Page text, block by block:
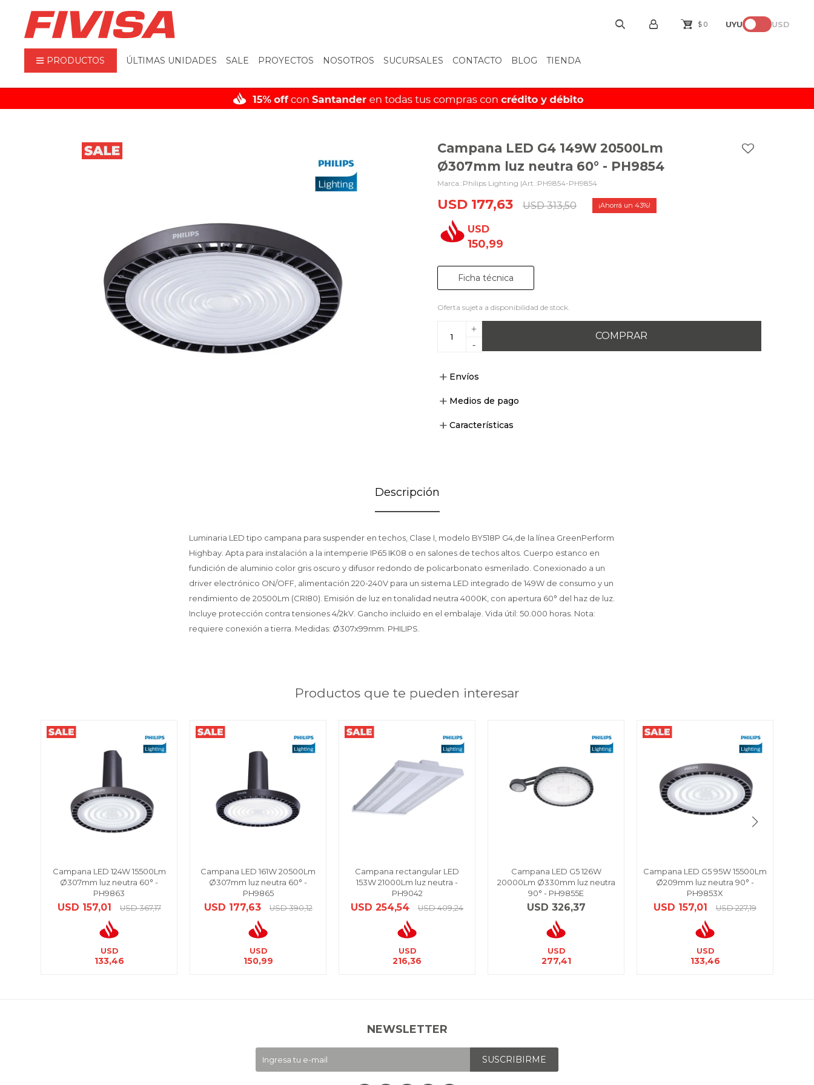
PRODUCTOS ÚLTIMAS UNIDADES SALE PROYECTOS NOSOTROS SUCURSALES CONTACTO BLOG TIENDA
$ 0 UYU USD
Campana LED G4 149W 20500Lm
Ø307mm luz neutra 60° - PH9854
Philips Lighting | PH9854-PH9854
USD 177,63 USD 313,50 43
USD
150,99
Ficha técnica
Oferta sujeta a disponibilidad de stock.
+
-
COMPRAR
Envíos
Medios de pago
Características
Descripción
Luminaria LED tipo campana para suspender en techos, Clase I, modelo BY518P G4,de la línea GreenPerform
Highbay. Apta para instalación a la intemperie IP65 IK08 o en salones de techos altos. Cuerpo estanco en
fundición de aluminio color gris oscuro y difusor redondo de policarbonato esmerilado. Conexionado a un
driver electrónico ON/OFF, alimentación 220-240V para un sistema LED integrado de 149W de consumo y un
rendimiento de 20500Lm (CRI80). Emisión de luz en tonalidad neutra 4000K, con apertura 60° del haz de luz.
Incluye protección contra tensiones 4/2kV. Gancho incluido en el embalaje. Vida útil: 50.000 horas. Nota:
requiere conexión a tierra. Medidas: Ø307x99mm. PHILIPS.
Productos que te pueden interesar
Campana LED 124W 15500Lm
Ø307mm luz neutra 60° -
PH9863
USD 157,01 USD 367,17
USD
133,46
Campana LED 161W 20500Lm
Ø307mm luz neutra 60° -
PH9865
USD 177,63 USD 390,12
USD
150,99
Campana rectangular LED
153W 21000Lm luz neutra -
PH9042
USD 254,54 USD 409,24
USD
216,36
Campana LED G5 126W
20000Lm Ø330mm luz neutra
90° - PH9855E
USD 326,37
USD
277,41
Campana LED G5 95W 15500Lm
Ø209mm luz neutra 90° -
PH9853X
USD 157,01 USD 227,19
USD
133,46
NEWSLETTER
SUSCRIBIRME